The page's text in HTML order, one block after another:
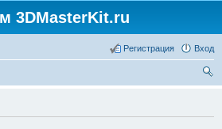
3DMasterKit.ru
Вход
Регистрация